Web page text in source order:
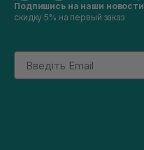
Подпишись на наши новости
скидку 5% на первый заказ
Email